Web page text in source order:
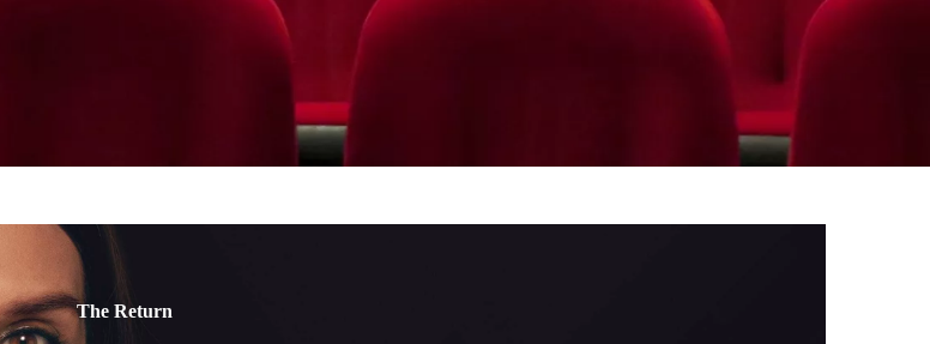
The Return